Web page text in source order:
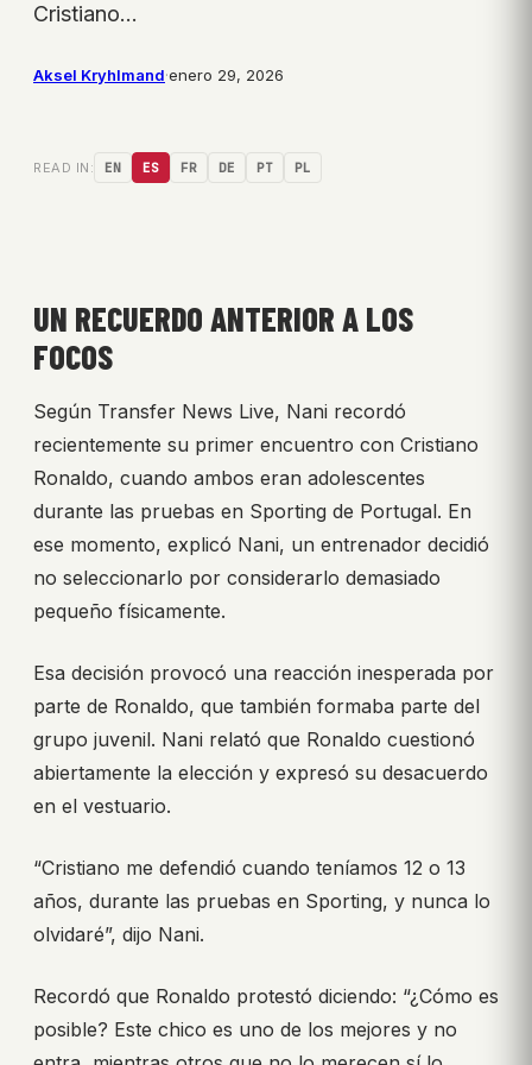
Cristiano…
Aksel Kryhlmand·enero 29, 2026
READ IN: EN ES FR DE PT PL
UN RECUERDO ANTERIOR A LOS
FOCOS
Según Transfer News Live, Nani recordó
recientemente su primer encuentro con Cristiano
Ronaldo, cuando ambos eran adolescentes
durante las pruebas en Sporting de Portugal. En
ese momento, explicó Nani, un entrenador decidió
no seleccionarlo por considerarlo demasiado
pequeño físicamente.
Esa decisión provocó una reacción inesperada por
parte de Ronaldo, que también formaba parte del
grupo juvenil. Nani relató que Ronaldo cuestionó
abiertamente la elección y expresó su desacuerdo
en el vestuario.
“Cristiano me defendió cuando teníamos 12 o 13
años, durante las pruebas en Sporting, y nunca lo
olvidaré”, dijo Nani.
Recordó que Ronaldo protestó diciendo: “¿Cómo es
posible? Este chico es uno de los mejores y no